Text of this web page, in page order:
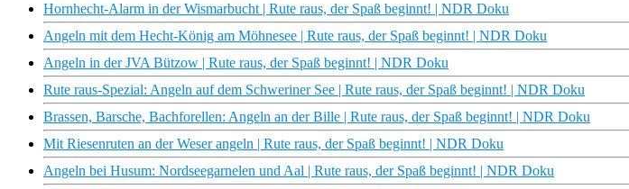
Hornhecht-Alarm in der Wismarbucht | Rute raus, der Spaß beginnt! | NDR Doku
Angeln mit dem Hecht-König am Möhnesee | Rute raus, der Spaß beginnt! | NDR Doku
Angeln in der JVA Bützow | Rute raus, der Spaß beginnt! | NDR Doku
Rute raus-Spezial: Angeln auf dem Schweriner See | Rute raus, der Spaß beginnt! | NDR Doku
Brassen, Barsche, Bachforellen: Angeln an der Bille | Rute raus, der Spaß beginnt! | NDR Doku
Mit Riesenruten an der Weser angeln | Rute raus, der Spaß beginnt! | NDR Doku
Angeln bei Husum: Nordseegarnelen und Aal | Rute raus, der Spaß beginnt! | NDR Doku